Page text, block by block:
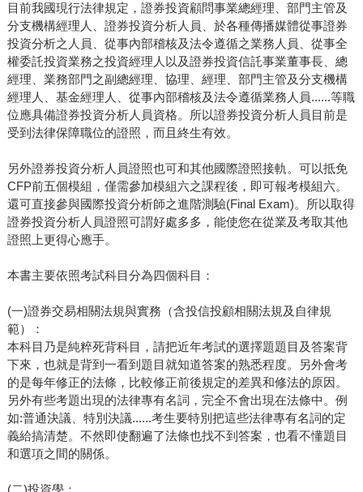
目前我國現行法律規定，證券投資顧問事業總經理、部門主管及
分支機構經理人、證券投資分析人員、於各種傳播媒體從事證券
投資分析之人員、從事內部稽核及法令遵循之業務人員、從事全
權委託投資業務之投資經理人以及證券投資信託事業董事長、總
經理、業務部門之副總經理、協理、經理、部門主管及分支機構
經理人、基金經理人、從事內部稽核及法令遵循業務人員......等職
位應具備證券投資分析人員資格。所以證券投資分析人員目前是
受到法律保障職位的證照，而且終生有效。
另外證券投資分析人員證照也可和其他國際證照接軌。可以抵免
CFP前五個模組，僅需參加模組六之課程後，即可報考模組六。
還可直接參與國際投資分析師之進階測驗(Final Exam)。所以取得
證券投資分析人員證照可謂好處多多，能使您在從業及考取其他
證照上更得心應手。
本書主要依照考試科目分為四個科目：
(一)證券交易相關法規與實務（含投信投顧相關法規及自律規
範）：
本科目乃是純粹死背科目，請把近年考試的選擇題題目及答案背
下來，也就是背到一看到題目就知道答案的熟悉程度。另外會考
的是每年修正的法條，比較修正前後規定的差異和修法的原因。
另外有些考題出現的法律專有名詞，完全不會出現在法條中。例
如:普通決議、特別決議......考生要特別把這些法律專有名詞的定
義給搞清楚。不然即使翻遍了法條也找不到答案，也看不懂題目
和選項之間的關係。
(二)投資學：